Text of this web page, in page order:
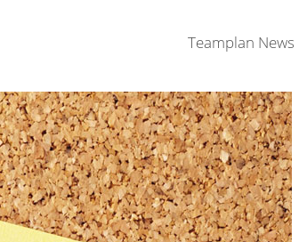
Teamplan News